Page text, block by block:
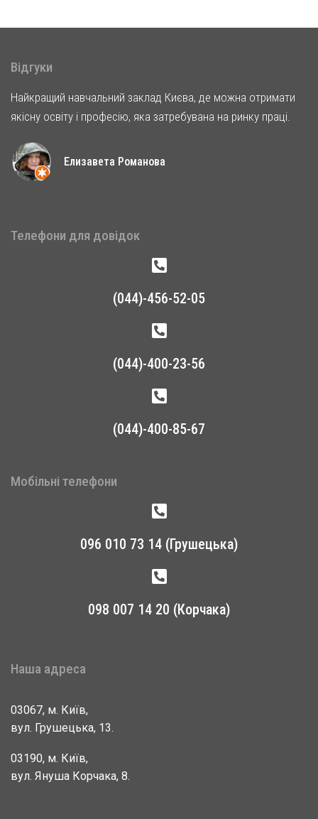
Відгуки
Найкращий навчальний заклад Києва, де можна отримати
якісну освіту і професію, яка затребувана на ринку праці.
Елизавета Романова
Телефони для довідок
(044)-456-52-05
(044)-400-23-56
(044)-400-85-67
Мобільні телефони
096 010 73 14 (Грушецька)
098 007 14 20 (Корчака)
Наша адреса
03067, м. Київ,
вул. Грушецька, 13.
03190, м. Київ,
вул. Януша Корчака, 8.